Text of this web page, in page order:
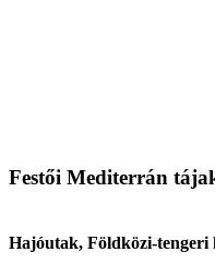
Festői Mediterrán
Hajóutak, Földközi-tengeri